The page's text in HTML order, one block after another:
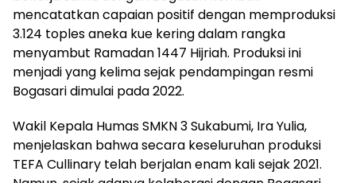
mencatatkan capaian positif dengan memproduksi
3.124 toples aneka kue kering dalam rangka
menyambut Ramadan 1447 Hijriah. Produksi ini
menjadi yang kelima sejak pendampingan resmi
Bogasari dimulai pada 2022.
Wakil Kepala Humas SMKN 3 Sukabumi, Ira Yulia,
menjelaskan bahwa secara keseluruhan produksi
TEFA Cullinary telah berjalan enam kali sejak 2021.